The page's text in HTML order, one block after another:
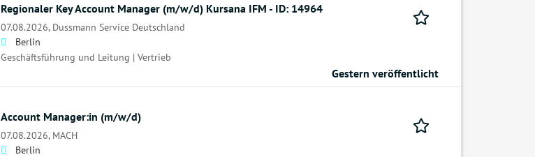
Regionaler Key Account Manager (m/w/d) Kursana IFM - ID: 14964
07.08.2026, Dussmann Service Deutschland
Berlin
Geschäftsführung und Leitung | Vertrieb
Gestern veröffentlicht
Account Manager:in (m/w/d)
07.08.2026, MACH
Berlin